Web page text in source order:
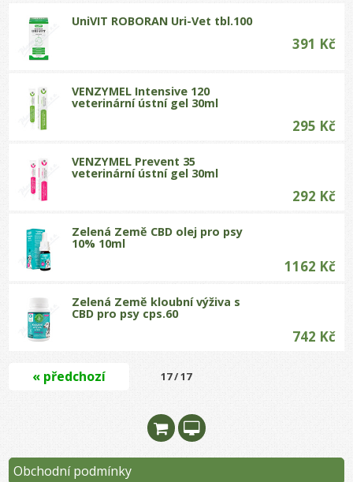
UniVIT ROBORAN Uri-Vet tbl.100
391 Kč
VENZYMEL Intensive 120
veterinární ústní gel 30ml
295 Kč
VENZYMEL Prevent 35
veterinární ústní gel 30ml
292 Kč
Zelená Země CBD olej pro psy
10% 10ml
1162 Kč
Zelená Země kloubní výživa s
CBD pro psy cps.60
742 Kč
« předchozí 17 / 17
Obchodní podmínky